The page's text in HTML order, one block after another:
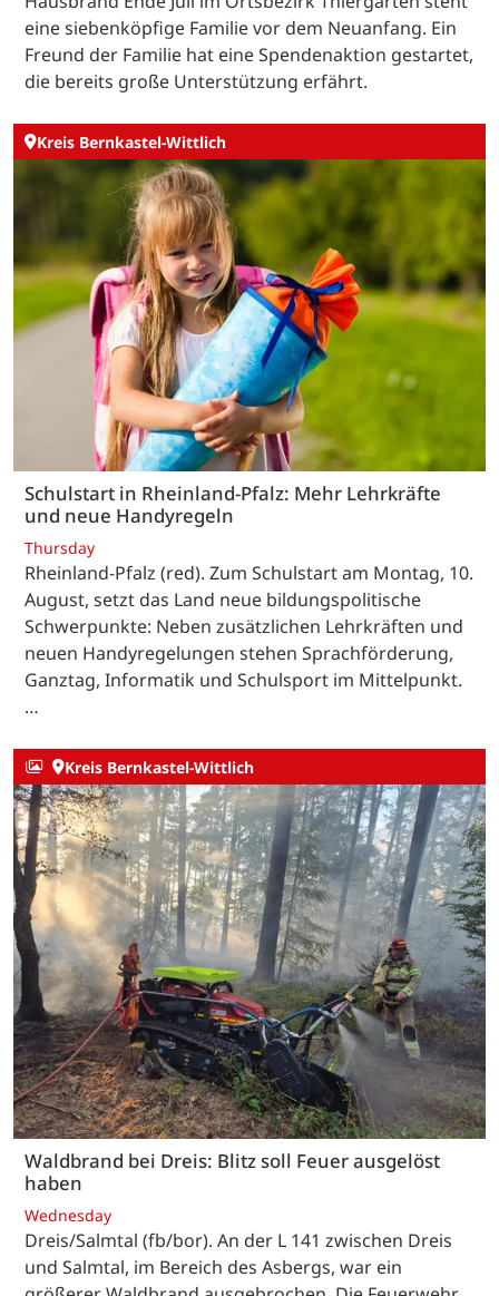
eine siebenköpfige Familie vor dem Neuanfang. Ein
Freund der Familie hat eine Spendenaktion gestartet,
die bereits große Unterstützung erfährt.
Kreis Bernkastel-Wittlich
Schulstart in Rheinland-Pfalz: Mehr Lehrkräfte
und neue Handyregeln
Thursday
Rheinland-Pfalz (red). Zum Schulstart am Montag, 10.
August, setzt das Land neue bildungspolitische
Schwerpunkte: Neben zusätzlichen Lehrkräften und
neuen Handyregelungen stehen Sprachförderung,
Ganztag, Informatik und Schulsport im Mittelpunkt.
…
Kreis Bernkastel-Wittlich
Waldbrand bei Dreis: Blitz soll Feuer ausgelöst
haben
Wednesday
Dreis/Salmtal (fb/bor). An der L 141 zwischen Dreis
und Salmtal, im Bereich des Asbergs, war ein